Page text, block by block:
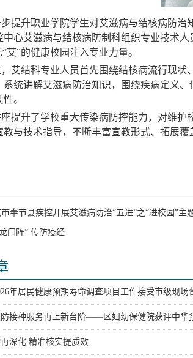
提升职业学院学生对艾滋病与结核病防
中心艾滋病与结核病防制科组织专业技术
艾”的健康校园注入专业力量。
艾结科专业人员首先围绕结核病流行现
系统讲解艾滋病防治知识，围绕疾病定义
。
提升了学校重大传染病防控能力，对维
教与技术指导，不断丰富宣教形式、拓展
奉节县疾控开展艾滋病防治“五进”之“进校园”主
门阵” 传防疫经
年居民健康预期寿命调查项目工作接受市级现场
防接种服务再上新台阶——区妇幼保健院获评中华
深化 精准核实提质效